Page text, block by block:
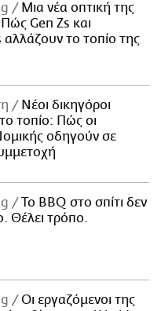
Μια νέα οπτική της
Πώς Gen Zs και
το τοπίο της
Νέοι δικηγόροι
τοπίο: Πώς οι
οδηγούν σε
Το BBQ στο σπίτι δεν
Θέλει τρόπο.
Οι εργαζόμενοι της